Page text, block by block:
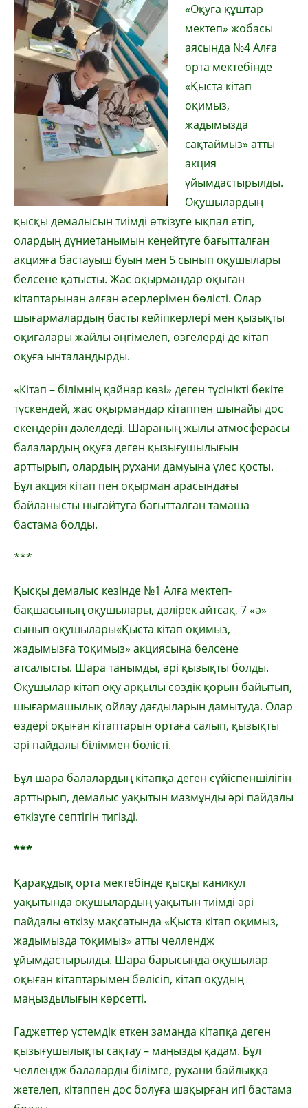
«Оқуға құштар
мектеп» жобасы
аясында №4 Алға
орта мектебінде
«Қыста кітап
оқимыз,
жадымызда
сақтаймыз» атты
акция
ұйымдастырылды.
Оқушылардың
қысқы демалысын тиімді өткізуге ықпал етіп,
олардың дүниетанымын кеңейтуге бағытталған
акцияға бастауыш буын мен 5 сынып оқушылары
белсене қатысты. Жас оқырмандар оқыған
кітаптарынан алған әсерлерімен бөлісті. Олар
шығармалардың басты кейіпкерлері мен қызықты
оқиғалары жайлы әңгімелеп, өзгелерді де кітап
оқуға ынталандырды.
«Кітап – білімнің қайнар көзі» деген түсінікті бекіте
түскендей, жас оқырмандар кітаппен шынайы дос
екендерін дәлелдеді. Шараның жылы атмосферасы
балалардың оқуға деген қызығушылығын
арттырып, олардың рухани дамуына үлес қосты.
Бұл акция кітап пен оқырман арасындағы
байланысты нығайтуға бағытталған тамаша
бастама болды.
***
Қысқы демалыс кезінде №1 Алға мектеп-
бақшасының оқушылары, дәлірек айтсақ, 7 «ә»
сынып оқушылары«Қыста кітап оқимыз,
жадымызға тоқимыз» акциясына белсене
атсалысты. Шара танымды, әрі қызықты болды.
Оқушылар кітап оқу арқылы сөздік қорын байытып,
шығармашылық ойлау дағдыларын дамытуда. Олар
өздері оқыған кітаптарын ортаға салып, қызықты
әрі пайдалы біліммен бөлісті.
Бұл шара балалардың кітапқа деген сүйіспеншілігін
арттырып, демалыс уақытын мазмұнды әрі пайдалы
өткізуге септігін тигізді.
***
Қарақұдық орта мектебінде қысқы каникул
уақытында оқушылардың уақытын тиімді әрі
пайдалы өткізу мақсатында «Қыста кітап оқимыз,
жадымызда тоқимыз» атты челлендж
ұйымдастырылды. Шара барысында оқушылар
оқыған кітаптарымен бөлісіп, кітап оқудың
маңыздылығын көрсетті.
Гаджеттер үстемдік еткен заманда кітапқа деген
қызығушылықты сақтау – маңызды қадам. Бұл
челлендж балаларды білімге, рухани байлыққа
жетелеп, кітаппен дос болуға шақырған игі бастама